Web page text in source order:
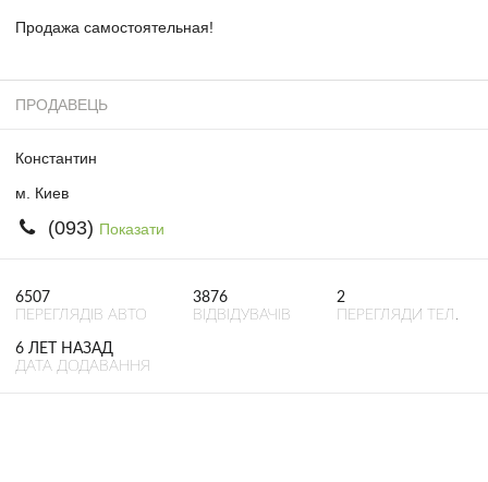
Продажа самостоятельная!
ПРОДАВЕЦЬ
Константин
м. Киев
(093) Показати
6507
ПЕРЕГЛЯДІВ АВТО
3876
ВІДВІДУВАЧІВ
2
ПЕРЕГЛЯДИ ТЕЛ.
6 ЛЕТ НАЗАД
ДАТА ДОДАВАННЯ